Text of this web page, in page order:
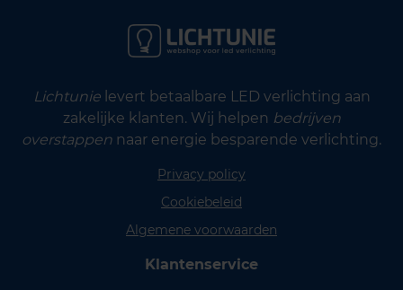
Lichtunielevert betaalbare LED verlichting aan
zakelijke klanten. Wij helpen bedrijven
overstappen naar energie besparende verlichting.
Privacy policy
Cookiebeleid
Algemene voorwaarden
Klantenservice